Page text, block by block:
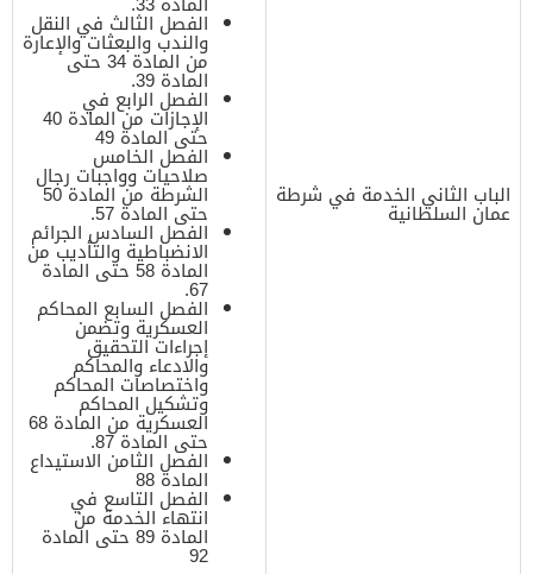
الباب الثاني الخدمة في شرطة
عمان السلطانية
الفصل الثالث في النقل
والندب والبعثات والإعارة
من المادة 34 حتى
المادة 39.
الفصل الرابع في
الإجازات من المادة 40
حتى المادة 49
الفصل الخامس
صلاحيات وواجبات رجال
الشرطة من المادة 50
حتى المادة 57.
الفصل السادس الجرائم
الانضباطية والتأديب من
المادة 58 حتى المادة
67.
الفصل السابع المحاكم
العسكرية وتضمن
إجراءات التحقيق
والادعاء والمحاكم
واختصاصات المحاكم
وتشكيل المحاكم
العسكرية من المادة 68
حتى المادة 87.
الفصل الثامن الاستيداع
المادة 88
الفصل التاسع في
انتهاء الخدمة من
المادة 89 حتى المادة
92